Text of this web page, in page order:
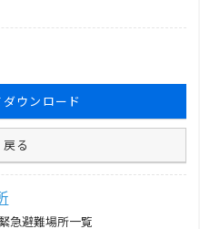
ウンロード
戻る
急避難場所一覧